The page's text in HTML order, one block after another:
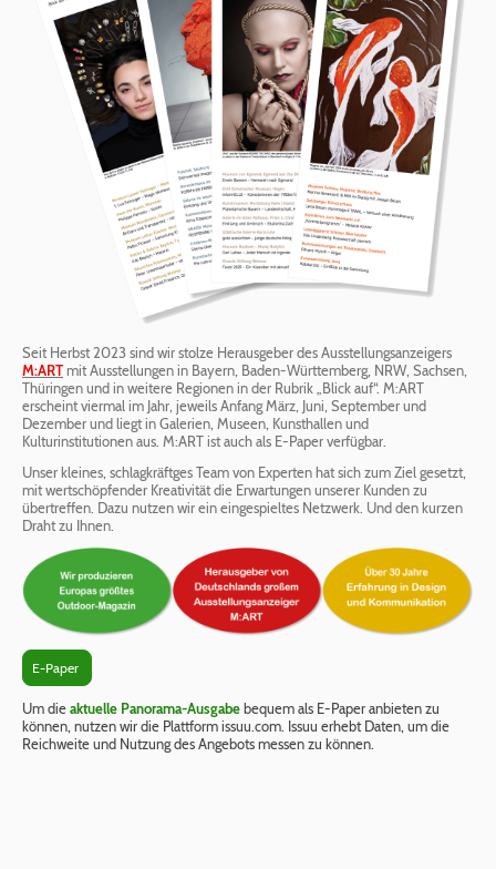
Seit Herbst 2023 sind wir stolze Herausgeber des Ausstellungsanzeigers
M:ARTmit Ausstellungen in Bayern, Baden-Württemberg, NRW, Sachsen,
Thüringen und in weitere Regionen in der Rubrik „Blick auf“. M:ART
erscheint viermal im Jahr, jeweils Anfang März, Juni, September und
Dezember und liegt in Galerien, Museen, Kunsthallen und
Kulturinstitutionen aus. M:ART ist auch als E-Paper verfügbar.
Unser kleines, schlagkräftges Team von Experten hat sich zum Ziel gesetzt,
mit wertschöpfender Kreativität die Erwartungen unserer Kunden zu
übertreffen. Dazu nutzen wir ein eingespieltes Netzwerk. Und den kurzen
Draht zu Ihnen.
E-Paper
Um dieaktuelle Panorama-Ausgabebequem als E-Paper anbieten zu
können, nutzen wir die Plattform issuu.com. Issuu erhebt Daten, um die
Reichweite und Nutzung des Angebots messen zu können.